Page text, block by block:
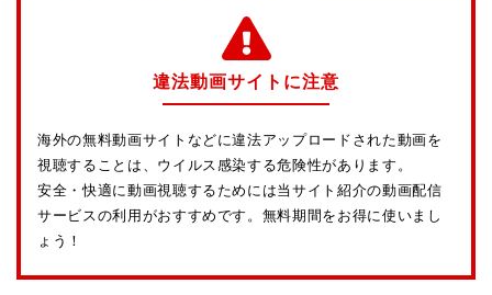
違法動画サイトに注意
海外の無料動画サイトなどに違法アップロードされた動画を
視聴することは、ウイルス感染する危険性があります。
安全・快適に動画視聴するためには当サイト紹介の動画配信
サービスの利用がおすすめです。無料期間をお得に使いまし
ょう！